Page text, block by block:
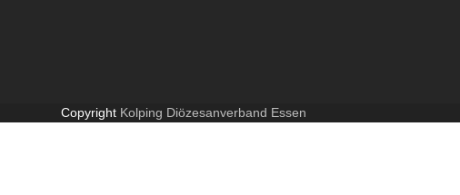
Copyright Kolping Diözesanverband Essen